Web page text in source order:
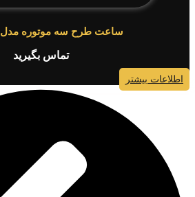
ساعت طرح سه موتوره مدل MT1002
تماس بگیرید
اطلاعات بیشتر